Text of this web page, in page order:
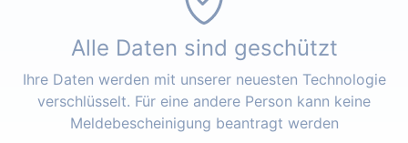
Alle Daten sind geschützt
Ihre Daten werden mit unserer neuesten Technologie
verschlüsselt. Für eine andere Person kann keine
Meldebescheinigung beantragt werden